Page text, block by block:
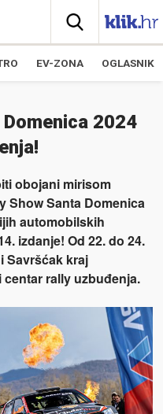
EV-ZONA OGLASNIK
2024
obojani mirisom
Show Santa Domenica
automobilskih
izdanje! Od 22. do 24.
Savršćak kraj
rally uzbuđenja.